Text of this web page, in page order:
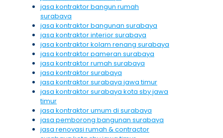
jasa kontraktor bangun rumah
surabaya
jasa kontraktor bangunan surabaya
jasa kontraktor interior surabaya
jasa kontraktor kolam renang surabaya
jasa kontraktor pameran surabaya
jasa kontraktor rumah surabaya
jasa kontraktor surabaya
jasa kontraktor surabaya jawa timur
jasa kontraktor surabaya kota sby jawa
timur
jasa kontraktor umum di surabaya
jasa pemborong bangunan surabaya
jasa renovasi rumah & contractor